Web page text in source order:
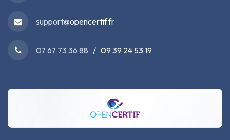
support@opencertif.fr
07 67 73 36 88 / 09 39 24 53 19